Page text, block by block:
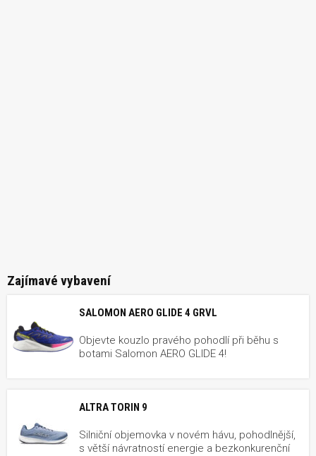
Zajímavé vybavení
SALOMON AERO GLIDE 4 GRVL
Objevte kouzlo pravého pohodlí při běhu s
botami Salomon AERO GLIDE 4!
ALTRA TORIN 9
Silniční objemovka v novém hávu, pohodlnější,
s větší návratností energie a bezkonkurenční